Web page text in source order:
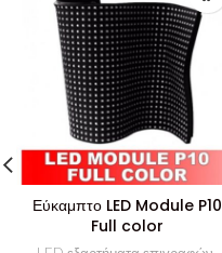
Εύκαμπτο LED Module P10
Full color